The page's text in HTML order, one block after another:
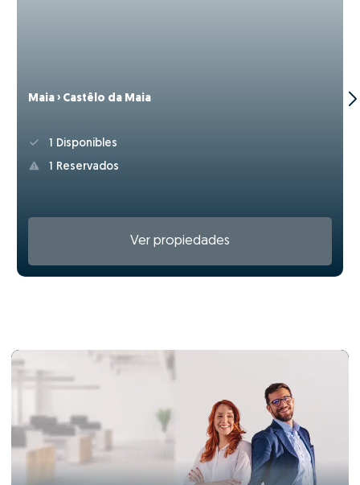
Maia › Castêlo da Maia
1 Disponibles
1 Reservados
Ver propiedades